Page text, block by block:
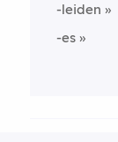
-leiden
-es